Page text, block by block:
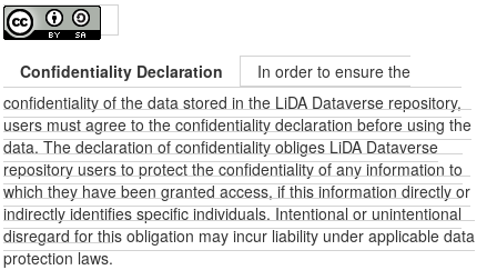
Confidentiality Declaration
In order to ensure the
confidentiality of the data stored in the LiDA Dataverse repository,
users must agree to the confidentiality declaration before using the
data. The declaration of confidentiality obliges LiDA Dataverse
repository users to protect the confidentiality of any information to
which they have been granted access, if this information directly or
indirectly identifies specific individuals. Intentional or unintentional
disregard for this obligation may incur liability under applicable data
protection laws.